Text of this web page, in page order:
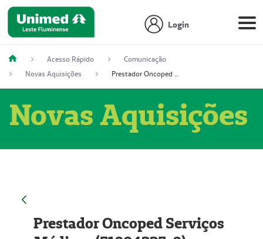
Login
Acesso Rápido
Comunicação
Novas Aquisições
Prestador Oncoped Serviços Médicos (51004335-0)
Novas Aquisições
Prestador Oncoped Serviços